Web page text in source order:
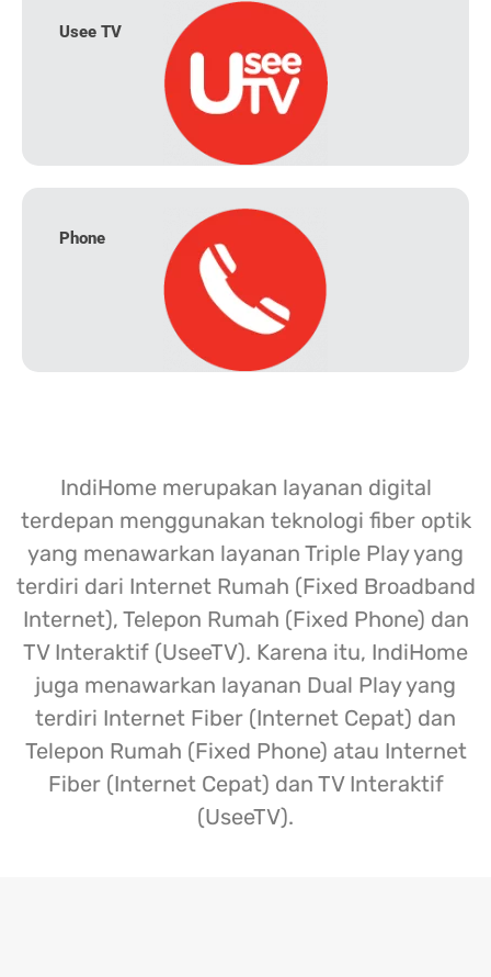
Usee TV
Phone
IndiHome merupakan layanan digital
terdepan menggunakan teknologi fiber optik
yang menawarkan layanan Triple Play yang
terdiri dari Internet Rumah (Fixed Broadband
Internet), Telepon Rumah (Fixed Phone) dan
TV Interaktif (UseeTV). Karena itu, IndiHome
juga menawarkan layanan Dual Play yang
terdiri Internet Fiber (Internet Cepat) dan
Telepon Rumah (Fixed Phone) atau Internet
Fiber (Internet Cepat) dan TV Interaktif
(UseeTV).